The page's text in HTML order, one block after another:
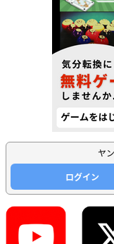
ヤ
ログイン